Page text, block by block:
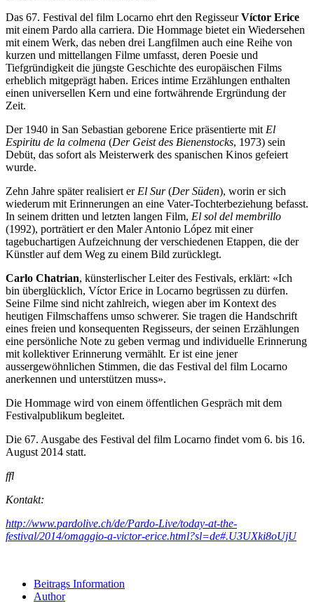
Das 67. Festival del film Locarno ehrt den RegisseurVíctor Erice
mit einem Pardo alla carriera. Die Hommage bietet ein Wiedersehen
mit einem Werk, das neben drei Langfilmen auch eine Reihe von
kurzen und mittellangen Filme umfasst, deren Poesie und
Tiefgründigkeit die jüngste Geschichte des europäischen Films
erheblich mitgeprägt haben. Erices intime Erzählungen enthalten
einen universellen Kern und eine fortwährende Ergründung der
Zeit.
Der 1940 in San Sebastian geborene Erice präsentierte mit El
Espiritu de la colmena (Der Geist des Bienenstocks, 1973) sein
Debüt, das sofort als Meisterwerk des spanischen Kinos gefeiert
wurde.
Zehn Jahre später realisiert er El Sur(Der Süden), worin er sich
wiederum mit Erinnerungen an eine Vater-Tochterbeziehung befasst.
In seinem dritten und letzten langen Film, El sol del membrillo
(1992), porträtiert er den Maler Antonio López mit einer
tagebuchartigen Aufzeichnung der verschiedenen Etappen, die der
Künstler auf dem Weg zu einem Bild zurücklegt.
Carlo Chatrian, künsterlischer Leiter des Festivals, erklärt: «Ich
bin überglücklich, Víctor Erice in Locarno begrüssen zu dürfen.
Seine Filme sind nicht zahlreich, wiegen aber im Kontext des
heutigen Filmschaffens umso schwerer. Sie tragen die Handschrift
eines freien und konsequenten Regisseurs, der seinen Erzählungen
eine persönliche Note zu geben vermag und individuelle Erinnerung
mit kollektiver Erinnerung vermählt. Er ist eine jener
aussergewöhnlichen Stimmen, die das Festival del film Locarno
anerkennen und unterstützen muss».
Die Hommage wird von einem öffentlichen Gespräch mit dem
Festivalpublikum begleitet.
Die 67. Ausgabe des Festival del film Locarno findet vom 6. bis 16.
August 2014 statt.
ffl
Kontakt:
http://www.pardolive.ch/de/Pardo-Live/today-at-the-
festival/2014/omaggio-a-victor-erice.html?sl=de#.U3UXki8oUjU
Beitrags Information
Author